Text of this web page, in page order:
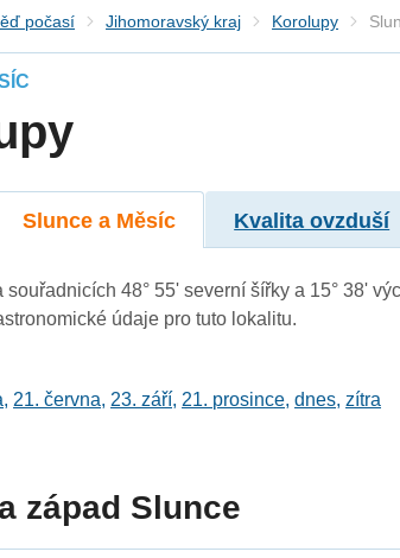
počasí Jihomoravský kraj Korolupy
Slunce a Měsíc Kvalita ovzduší
souřadnicích 48° 55' severní šířky a 15° 38'
údaje pro tuto lokalitu.
, 21. června, 23. září, 21. prosince,dnes,zítra
západ Slunce